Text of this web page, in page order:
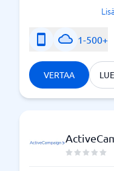
1-500+
VERTAA